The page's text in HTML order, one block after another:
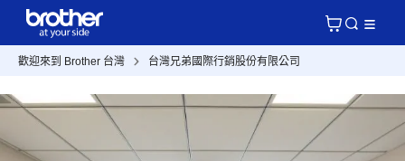
歡迎來到 Brother 台灣 台灣兄弟國際行銷股份有限公司